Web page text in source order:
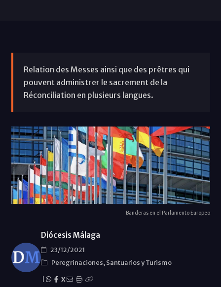
Relation des Messes ainsi que des prêtres qui
pouvent administrer le sacrement de la
Réconciliation en plusieurs langues.
Banderas en el Parlamento Europeo
Diócesis Málaga
23/12/2021
Peregrinaciones, Santuarios y Turismo
X